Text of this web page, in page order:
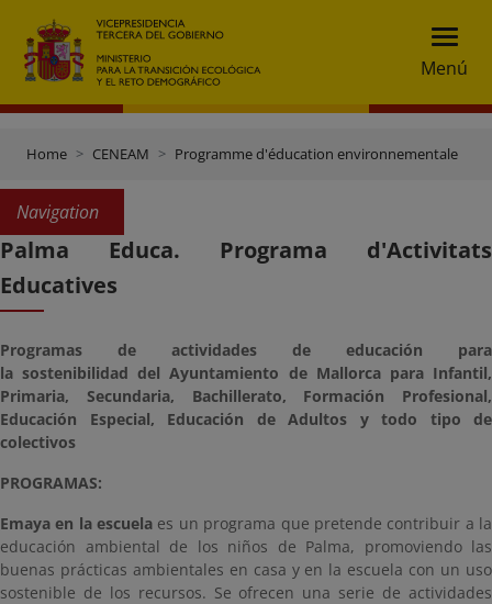
Menú
Home CENEAM Programme d'éducation environnementale
Navigation
Palma Educa. Programa d'Activitats
Educatives
Programas de actividades de educación para
la sostenibilidad del Ayuntamiento de Mallorca para Infantil,
Primaria, Secundaria, Bachillerato, Formación Profesional,
Educación Especial, Educación de Adultos y todo tipo de
colectivos
PROGRAMAS:
Emaya en la escuela es un programa que pretende contribuir a la
educación ambiental de los niños de Palma, promoviendo las
buenas prácticas ambientales en casa y en la escuela con un uso
sostenible de los recursos. Se ofrecen una serie de actividades